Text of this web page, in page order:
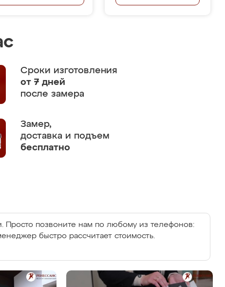
Сроки изготовления
от 7 дней
после замера
Замер,
доставка и подъем
бесплатно
Просто позвоните нам по любому из телефонов:
быстро рассчитает стоимость.